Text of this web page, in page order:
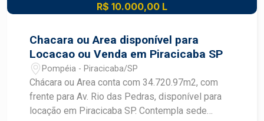
R$ 10.000,00 L
Chacara ou Area disponível para
Locacao ou Venda em Piracicaba SP
Pompéia - Piracicaba/SP
Chácara ou Area conta com 34.720.97m2, com
frente para Av. Rio das Pedras, disponível para
locação em Piracicaba SP. Contempla sede